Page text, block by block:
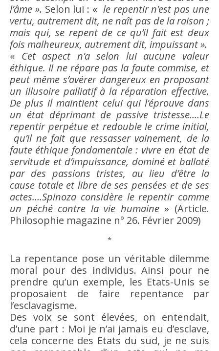
l’âme ». Selon lui : « le repentir n’est pas une
vertu, autrement dit, ne naît pas de laraison ;
mais qui, se repent de ce qu’il fait est deux
fois malheureux, autrement dit, impuissant ».
« Cet aspect n’a selon lui aucune valeur
éthique. Il ne répare pas la faute commise, et
peut même s’avérer dangereux en proposant
un illusoire palliatif à la réparation effective.
De plus il maintient celui qui l’éprouve dans
un état déprimant de passive tristesse….Le
repentir perpétue et redouble le crime initial,
qu’il ne fait que ressasser vainement, de la
faute éthique fondamentale : vivre en état de
servitude et d’impuissance, dominé et balloté
par des passions tristes, au lieu d’êtrela
cause totale et libre de ses pensées et de ses
actes….Spinoza considère le repentir comme
un péché contre la vie humaine» (Article.
Philosophie magazine n° 26. Février 2009)
*
La repentance pose un véritable dilemme
moral pour des individus. Ainsi pour ne
prendre qu’un exemple, les Etats-Unis se
proposaient de faire repentance par
l’esclavagisme.
Des voix se sont élevées, on entendait,
d’une part : Moi je n’ai jamais eu d’esclave,
cela concerne des Etats du sud, je ne suis